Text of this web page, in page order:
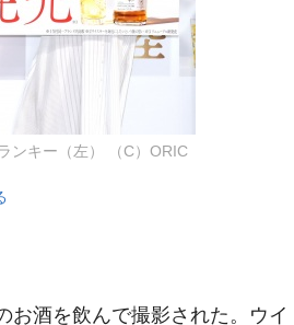
ンキー（左） （C）ORIC
酒を飲んで撮影された。ウイ